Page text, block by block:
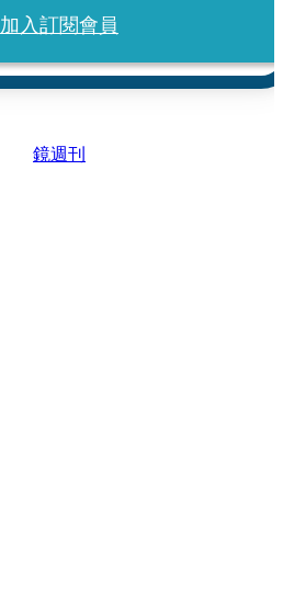
加入訂閱會員
鏡週刊